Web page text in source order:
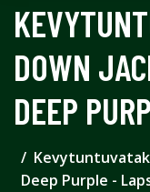
DOWN
DEEP
Deep Purple -